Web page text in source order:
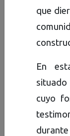
y
de
que
En
cuyo